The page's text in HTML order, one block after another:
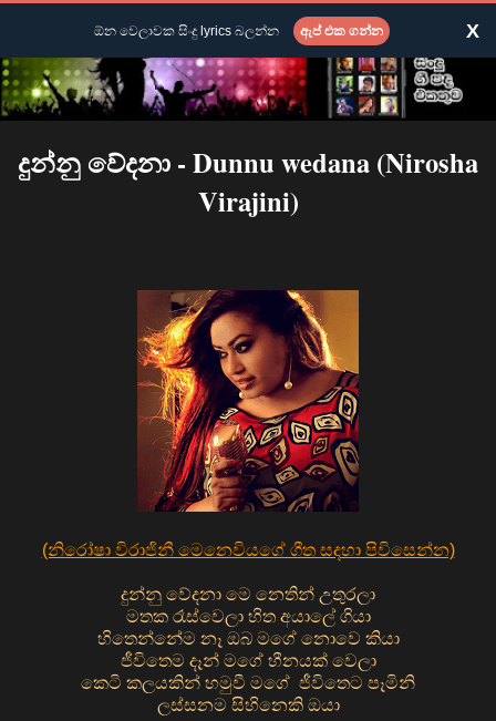
දුන්නු වේදනා - Dunnu wedana (Nirosha
Virajini)
(නිරෝෂා විරාජිනී මෙනෙවියගේ ගීත සදහා පිවිසෙන්න)
දුන්නු වේදනා මෙ නෙතින් උතුරලා
මතක රෑස්වෙලා හිත අයාලේ ගියා
හිතෙන්නේම නෑ ඔබ මගේ නොවෙ කියා
ජීවිතෙම දෑන් මගේ හීනයක් වෙලා
කෙටි කලයකින් හමුවී මගේ ජීවිතෙට පෑමිනි
ලස්සනම සිහිනෙකි ඔයා
ඕන වෙලාවක සිංදු lyrics බලන්න ඇප් එක ගන්න X